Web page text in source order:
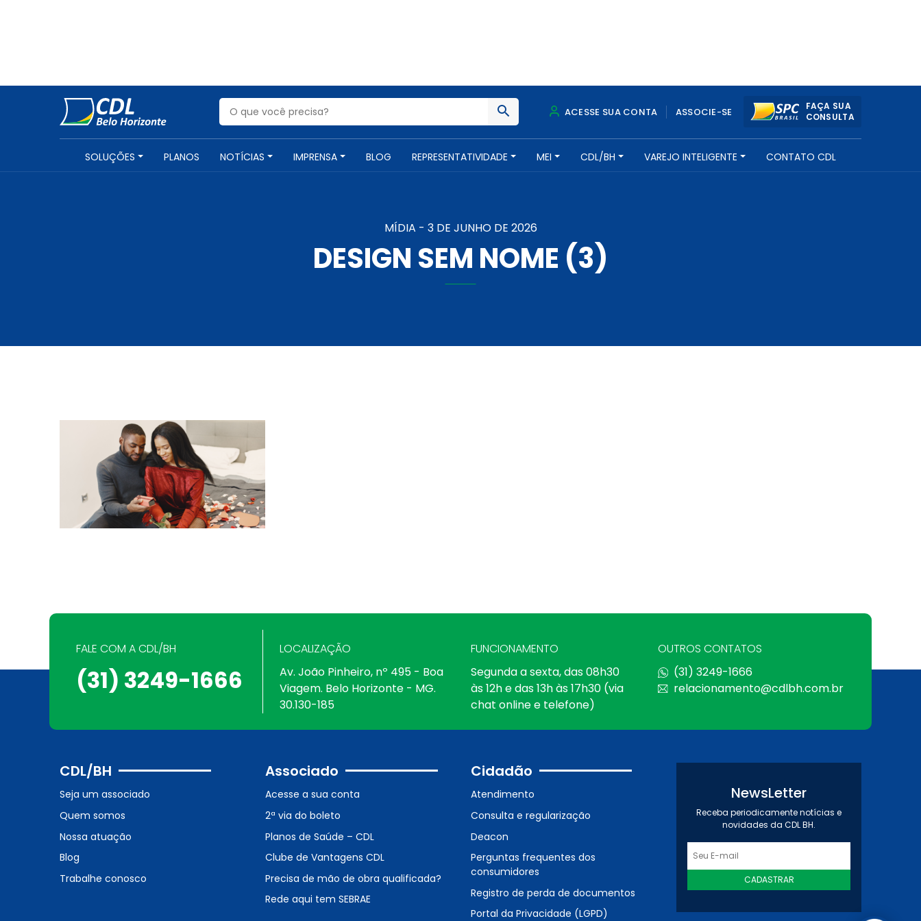
ACESSE SUA CONTA ASSOCIE-SE
FAÇA SUA
CONSULTA
SOLUÇÕES PLANOS NOTÍCIAS IMPRENSA BLOG REPRESENTATIVIDADE MEI CDL/BH VAREJO INTELIGENTE CONTATO CDL
MÍDIA - 3 DE JUNHO DE 2026
DESIGN SEM NOME (3)
FALE COM A CDL/BH
(31) 3249-1666
LOCALIZAÇÃO
Av. João Pinheiro, nº 495 - Boa
Viagem. Belo Horizonte - MG.
30.130-185
FUNCIONAMENTO
Segunda a sexta, das 08h30
às 12h e das 13h às 17h30 (via
chat online e telefone)
OUTROS CONTATOS
(31) 3249-1666
relacionamento@cdlbh.com.br
CDL/BH
Seja um associado
Quem somos
Nossa atuação
Blog
Trabalhe conosco
Associado
Acesse a sua conta
2ª via do boleto
Planos de Saúde – CDL
Clube de Vantagens CDL
Precisa de mão de obra qualificada?
Rede aqui tem SEBRAE
Cidadão
Atendimento
Consulta e regularização
Deacon
Perguntas frequentes dos
consumidores
Registro de perda de documentos
Portal da Privacidade (LGPD)
NewsLetter
Receba periodicamente notícias e
novidades da CDL BH.
CADASTRAR